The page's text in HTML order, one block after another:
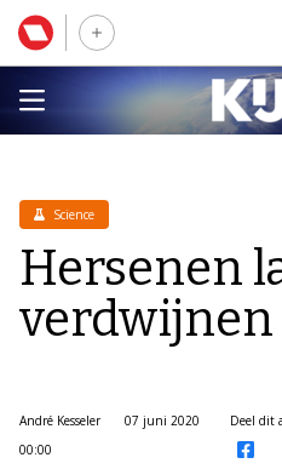
Science
Hersenen
verdwijnen
André Kesseler
07 juni 2020
00:00
Deel dit